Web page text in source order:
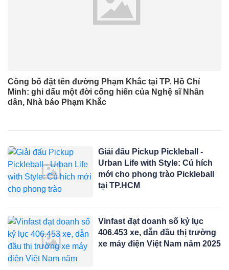
Công bố đặt tên đường Phạm Khắc tại TP. Hồ Chí
Minh: ghi dấu một đời cống hiến của Nghệ sĩ Nhân
dân, Nhà báo Phạm Khắc
Giải đấu Pickup Pickleball -
Urban Life with Style: Cú hích
mới cho phong trào Pickleball
tại TP.HCM
Vinfast đạt doanh số kỷ lục
406.453 xe, dẫn đầu thị trường
xe máy điện Việt Nam năm 2025